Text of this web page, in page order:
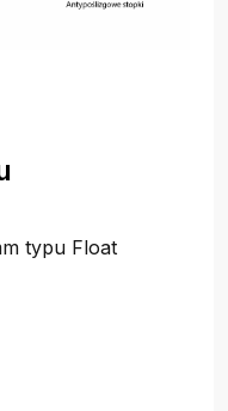
typu Float